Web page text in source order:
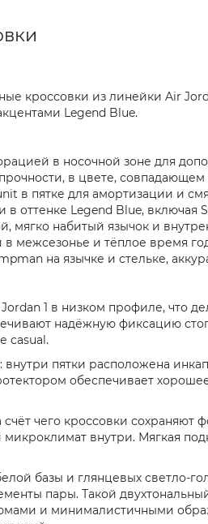
кроссовки из линейки Air
Legend Blue.
в носочной зоне для
в цвете, совпадающем
в пятке для амортизации и
оттенке Legend Blue,
набитый язычок и
в межсезонье и тёплое время
на язычке и стельке,
1 в низком профиле, что
надёжную фиксацию
casual.
пятки расположена
обеспечивает
чего кроссовки
внутри. Мягкая
базы и глянцевых светло-
пары. Такой
и минималистичными